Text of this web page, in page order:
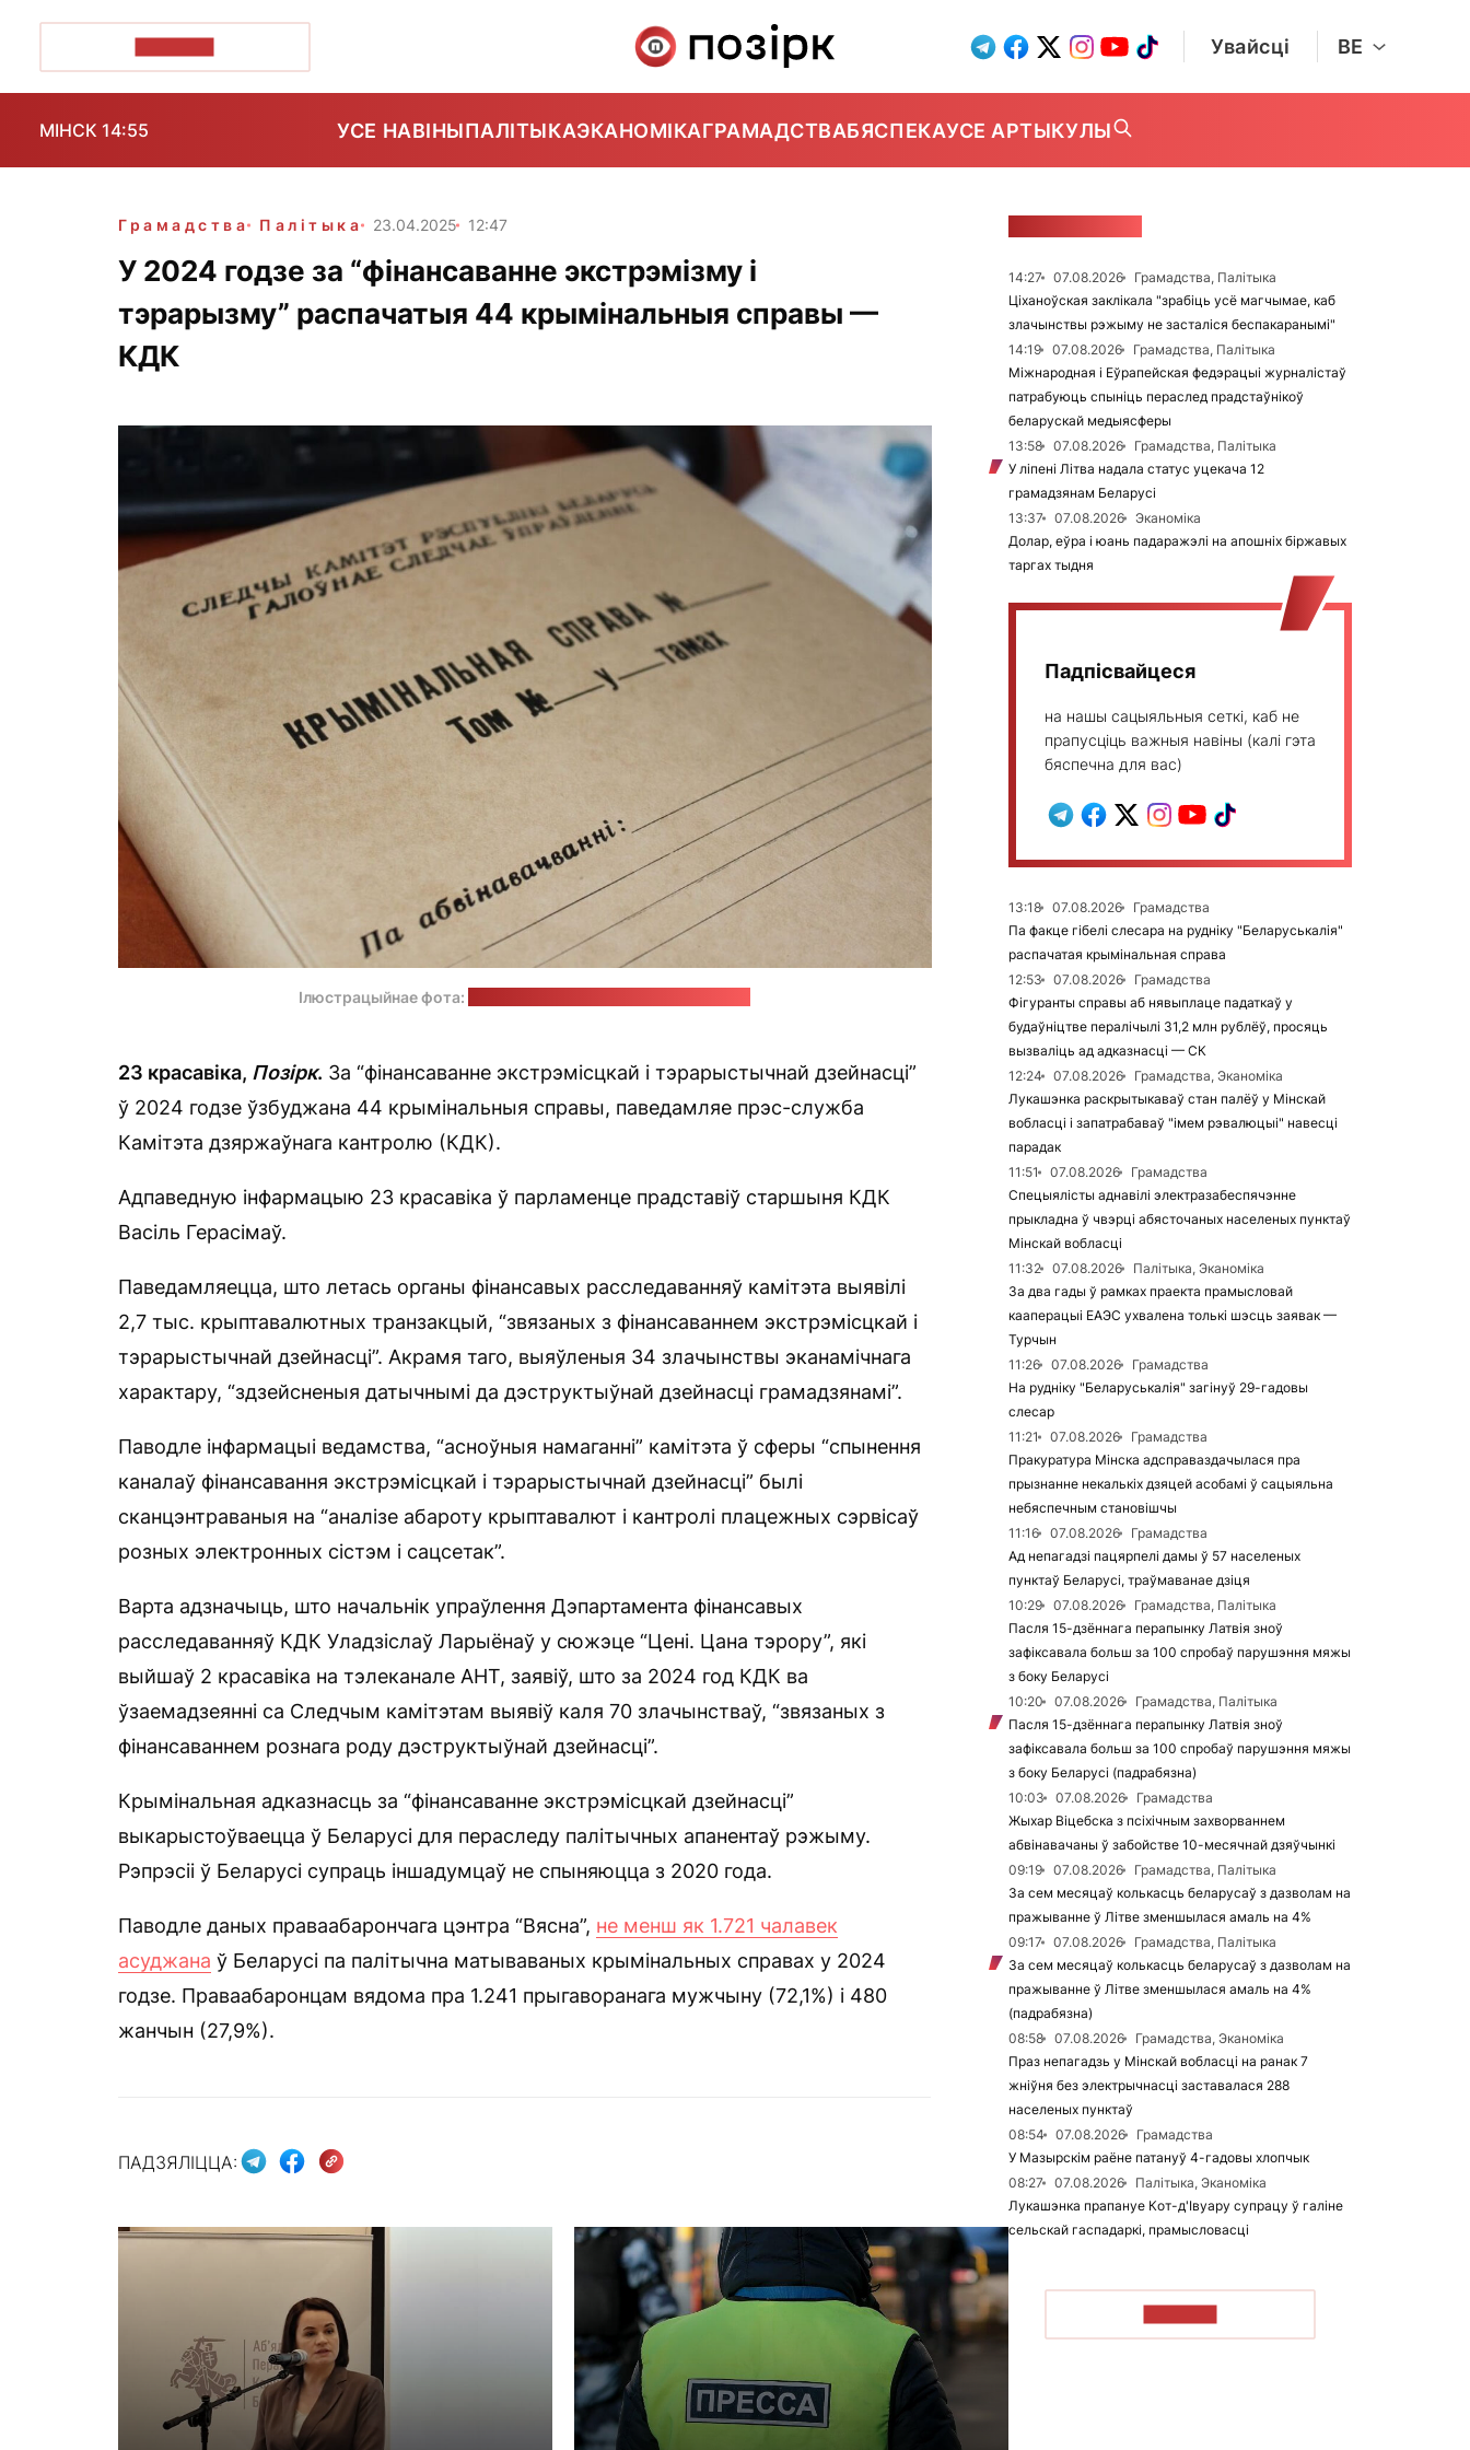
Увайсці BE
МІНСК 14:55 УСЕ НАВІНЫПАЛІТЫКАЭКАНОМІКАГРАМАДСТВАБЯСПЕКАУСЕ АРТЫКУЛЫ
Грамадства Палітыка 23.04.2025 12:47
У 2024 годзе за “фінансаванне экстрэмізму і
тэрарызму” распачатыя 44 крымінальныя справы —
КДК
Ілюстрацыйнае фота:
23 красавіка, Позірк. За “фінансаванне экстрэмісцкай і тэрарыстычнай дзейнасці”
ў 2024 годзе ўзбуджана 44 крымінальныя справы, паведамляе прэс-служба
Камітэта дзяржаўнага кантролю (КДК).
Адпаведную інфармацыю 23 красавіка ў парламенце прадставіў старшыня КДК
Васіль Герасімаў.
Паведамляецца, што летась органы фінансавых расследаванняў камітэта выявілі
2,7 тыс. крыптавалютных транзакцый, “звязаных з фінансаваннем экстрэмісцкай і
тэрарыстычнай дзейнасці”. Акрамя таго, выяўленыя 34 злачынствы эканамічнага
характару, “здзейсненыя датычнымі да дэструктыўнай дзейнасці грамадзянамі”.
Паводле інфармацыі ведамства, “асноўныя намаганні” камітэта ў сферы “спынення
каналаў фінансавання экстрэмісцкай і тэрарыстычнай дзейнасці” былі
сканцэнтраваныя на “аналізе абароту крыптавалют і кантролі плацежных сэрвісаў
розных электронных сістэм і сацсетак”.
Варта адзначыць, што начальнік упраўлення Дэпартамента фінансавых
расследаванняў КДК Уладзіслаў Ларыёнаў у сюжэце “Цені. Цана тэрору”, які
выйшаў 2 красавіка на тэлеканале АНТ, заявіў, што за 2024 год КДК ва
ўзаемадзеянні са Следчым камітэтам выявіў каля 70 злачынстваў, “звязаных з
фінансаваннем рознага роду дэструктыўнай дзейнасці”.
Крымінальная адказнасць за “фінансаванне экстрэмісцкай дзейнасці”
выкарыстоўваецца ў Беларусі для пераследу палітычных апанентаў рэжыму.
Рэпрэсіі ў Беларусі супраць іншадумцаў не спыняюцца з 2020 года.
Паводле даных праваабарончага цэнтра “Вясна”, не менш як 1.721 чалавек
асуджана ў Беларусі па палітычна матываваных крымінальных справах у 2024
годзе. Праваабаронцам вядома пра 1.241 прыгаворанага мужчыну (72,1%) і 480
жанчын (27,9%).
ПАДЗЯЛІЦЦА:
14:27 07.08.2026
Грамадства, Палітыка
Ціханоўская заклікала "зрабіць усё магчымае, каб
злачынствы рэжыму не засталіся беспакаранымі"
14:19
07.08.2026
Грамадства, Палітыка
Міжнародная і Еўрапейская федэрацыі журналістаў
патрабуюць спыніць пераслед прадстаўнікоў
беларускай медыясферы
13:58
07.08.2026
Грамадства, Палітыка
У ліпені Літва надала статус уцекача 12
грамадзянам Беларусі
13:37
07.08.2026
Эканоміка
Долар, еўра і юань падаражэлі на апошніх біржавых
таргах тыдня
Падпісвайцеся
на нашы сацыяльныя сеткі, каб не
прапусціць важныя навіны (калі гэта
бяспечна для вас)
13:18 07.08.2026
Грамадства
Па факце гібелі слесара на рудніку "Беларуськалія"
распачатая крымінальная справа
12:53
07.08.2026
Грамадства
Фігуранты справы аб нявыплаце падаткаў у
будаўніцтве пералічылі 31,2 млн рублёў, просяць
вызваліць ад адказнасці — СК
12:24
07.08.2026
Грамадства, Эканоміка
Лукашэнка раскрытыкаваў стан палёў у Мінскай
вобласці і запатрабаваў "імем рэвалюцыі" навесці
парадак
11:51
07.08.2026
Грамадства
Спецыялісты аднавілі электразабеспячэнне
прыкладна ў чвэрці абясточаных населеных пунктаў
Мінскай вобласці
11:32
07.08.2026
Палітыка, Эканоміка
За два гады ў рамках праекта прамысловай
кааперацыі ЕАЭС ухвалена толькі шэсць заявак —
Турчын
11:26
07.08.2026
Грамадства
На рудніку "Беларуськалія" загінуў 29-гадовы
слесар
11:21
07.08.2026
Грамадства
Пракуратура Мінска адсправаздачылася пра
прызнанне некалькіх дзяцей асобамі ў сацыяльна
небяспечным становішчы
11:16
07.08.2026
Грамадства
Ад непагадзі пацярпелі дамы ў 57 населеных
пунктаў Беларусі, траўмаванае дзіця
10:29
07.08.2026
Грамадства, Палітыка
Пасля 15-дзённага перапынку Латвія зноў
зафіксавала больш за 100 спробаў парушэння мяжы
з боку Беларусі
10:20
07.08.2026
Грамадства, Палітыка
Пасля 15-дзённага перапынку Латвія зноў
зафіксавала больш за 100 спробаў парушэння мяжы
з боку Беларусі (падрабязна)
10:03
07.08.2026
Грамадства
Жыхар Віцебска з псіхічным захворваннем
абвінавачаны ў забойстве 10-месячнай дзяўчынкі
09:19
07.08.2026
Грамадства, Палітыка
За сем месяцаў колькасць беларусаў з дазволам на
пражыванне ў Літве зменшылася амаль на 4%
09:17
07.08.2026
Грамадства, Палітыка
За сем месяцаў колькасць беларусаў з дазволам на
пражыванне ў Літве зменшылася амаль на 4%
(падрабязна)
08:58
07.08.2026
Грамадства, Эканоміка
Праз непагадзь у Мінскай вобласці на ранак 7
жніўня без электрычнасці заставалася 288
населеных пунктаў
08:54
07.08.2026
Грамадства
У Мазырскім раёне патануў 4-гадовы хлопчык
08:27
07.08.2026
Палітыка, Эканоміка
Лукашэнка прапануе Кот-д'Івуару супрацу ў галіне
сельскай гаспадаркі, прамысловасці